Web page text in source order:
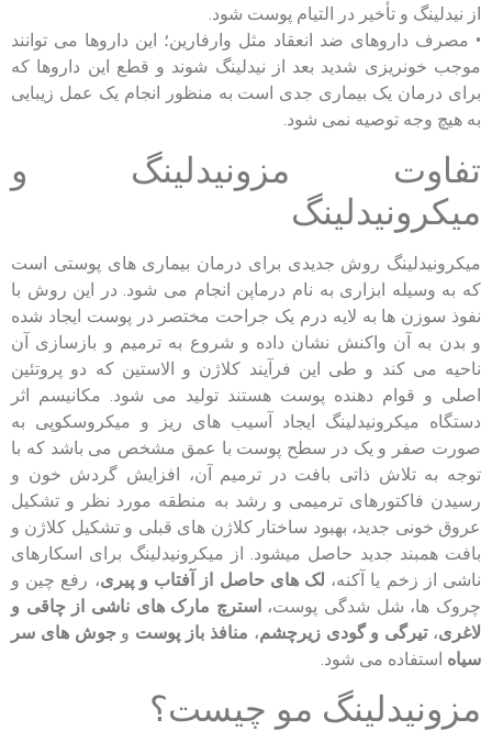
از نیدلینگ و تأخیر در التیام پوست شود.
• مصرف داروهای ضد انعقاد مثل وارفارین؛ این داروها می توانند
موجب خونریزی شدید بعد از نیدلینگ شوند و قطع این داروها که
برای درمان یک بیماری جدی است به منظور انجام یک عمل زیبایی
به هیچ وجه توصیه نمی شود.
تفاوت مزونیدلینگ و
میکرونیدلینگ
میکرونیدلینگ روش جدیدی برای درمان بیماری های پوستی است
که به وسیله ابزاری به نام درماپن انجام می شود. در این روش با
نفوذ سوزن ها به لایه درم یک جراحت مختصر در پوست ایجاد شده
و بدن به آن واکنش نشان داده و شروع به ترمیم و بازسازی آن
ناحیه می کند و طی این فرآیند کلاژن و الاستین که دو پروتئین
اصلی و قوام دهنده پوست هستند تولید می شود. مکانیسم اثر
دستگاه میکرونیدلینگ ایجاد آسیب های ریز و میکروسکوپی به
صورت صفر و یک در سطح پوست با عمق مشخص می باشد که با
توجه به تلاش ذاتی بافت در ترمیم آن، افزایش گردش خون و
رسیدن فاکتورهای ترمیمی و رشد به منطقه مورد نظر و تشکیل
عروق خونی جدید، بهبود ساختار کلاژن های قبلی و تشکیل کلاژن و
بافت همبند جدید حاصل میشود. از میکرونیدلینگ برای اسکارهای
ناشی از زخم یا آکنه، لک های حاصل از آفتاب و پیری، رفع چین و
چروک ها، شل شدگی پوست، استرچ مارک های ناشی از چاقی و
لاغری،تیرگی و گودی زیرچشم، منافذ باز پوست وجوش های سر
سیاه استفاده می شود.
مزونیدلینگ مو چیست؟